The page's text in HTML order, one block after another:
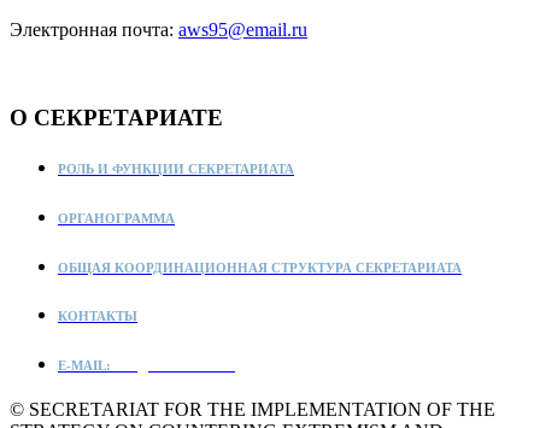
Электронная почта: aws95@email.​ru
О СЕКРЕТАРИАТЕ
РОЛЬ И ФУНКЦИИ СЕКРЕТАРИАТА
ОРГАНОГРАММА
ОБЩАЯ КООРДИНАЦИОННАЯ СТРУКТУРА СЕКРЕТАРИАТА
КОНТАКТЫ
E-MAIL:
© SECRETARIAT FOR THE IMPLEMENTATION OF THE